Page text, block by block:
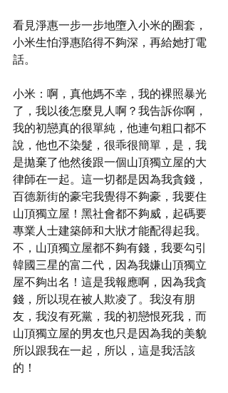
看見淨惠一步一步地墮入小米的圈套，
小米生怕淨惠陷得不夠深，再給她打電
話。
小米：啊，真他媽不幸，我的裸照暴光
了，我以後怎麼見人啊？我告訴你啊，
我的初戀真的很單純，他連句粗口都不
說，他也不染髮，很乖很簡單，是，我
是拋棄了他然後跟一個山頂獨立屋的大
律師在一起。這一切都是因為我貪錢，
百德新街的豪宅我覺得不夠豪，我要住
山頂獨立屋！黑社會都不夠威，起碼要
專業人士建築師和大狀才能配得起我。
不，山頂獨立屋都不夠有錢，我要勾引
韓國三星的富二代，因為我嫌山頂獨立
屋不夠出名！這是我報應啊，因為我貪
錢，所以現在被人欺凌了。我沒有朋
友，我沒有死黨，我的初戀恨死我，而
山頂獨立屋的男友也只是因為我的美貌
所以跟我在一起，所以，這是我活該
的！